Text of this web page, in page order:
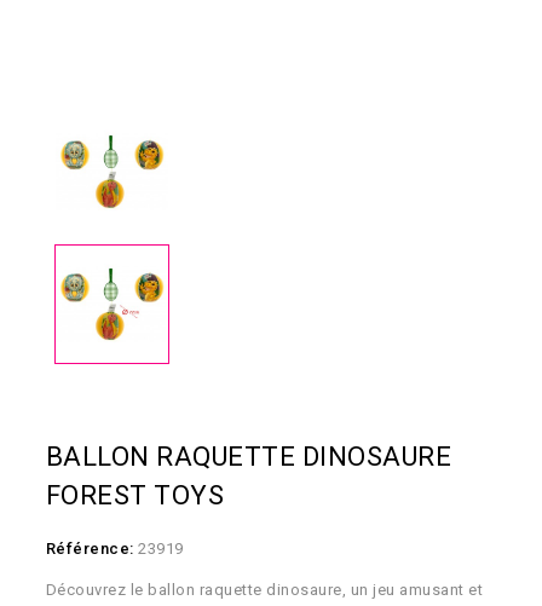
BALLON RAQUETTE DINOSAURE
FOREST TOYS
Référence: 23919
Découvrez le ballon raquette dinosaure, un jeu amusant et